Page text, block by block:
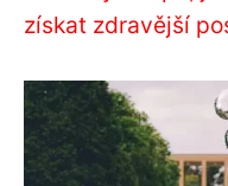
získat zdravější